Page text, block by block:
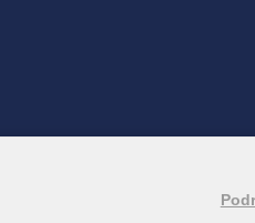
Zpracování osobních